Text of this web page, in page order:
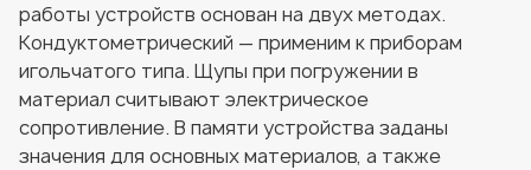
работы устройств основан на двух методах.
Кондуктометрический — применим к приборам
игольчатого типа. Щупы при погружении в
материал считывают электрическое
сопротивление. В памяти устройства заданы
значения для основных материалов, а также